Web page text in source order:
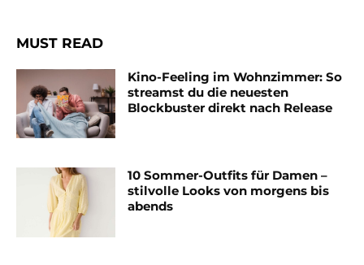
MUST READ
Kino-Feeling im Wohnzimmer: So
streamst du die neuesten
Blockbuster direkt nach Release
10 Sommer-Outfits für Damen –
stilvolle Looks von morgens bis
abends